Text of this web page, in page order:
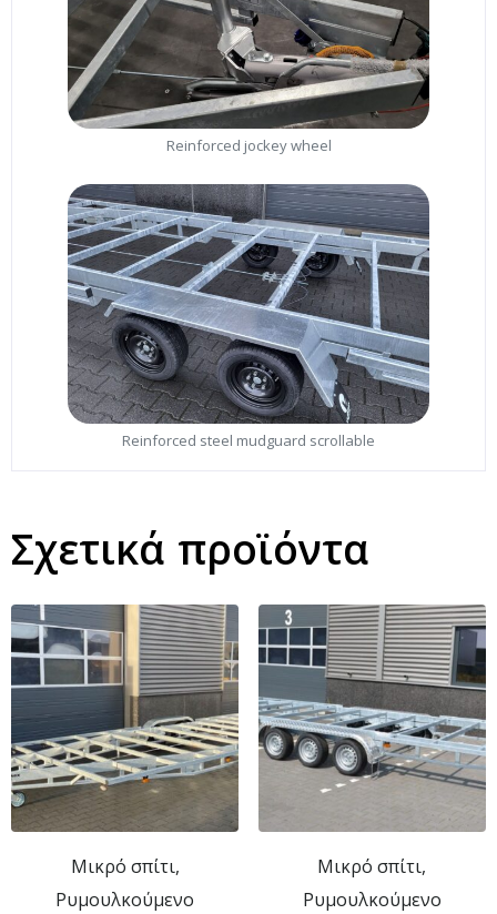
Reinforced jockey wheel
Reinforced steel mudguard scrollable
Σχετικά προϊόντα
Μικρό σπίτι,
Ρυμουλκούμενο
Μικρό σπίτι,
Ρυμουλκούμενο